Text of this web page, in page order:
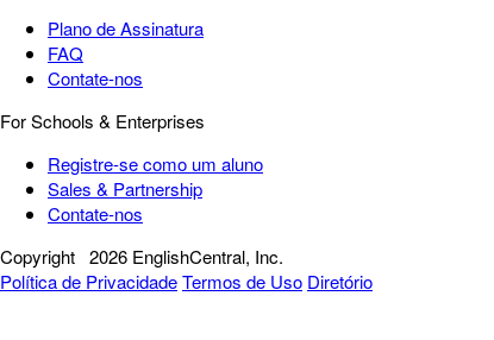
Plano de Assinatura
FAQ
Contate-nos
For Schools & Enterprises
Registre-se como um aluno
Sales & Partnership
Contate-nos
Copyright 2026 EnglishCentral, Inc.
Política de PrivacidadeTermos de Uso Diretório